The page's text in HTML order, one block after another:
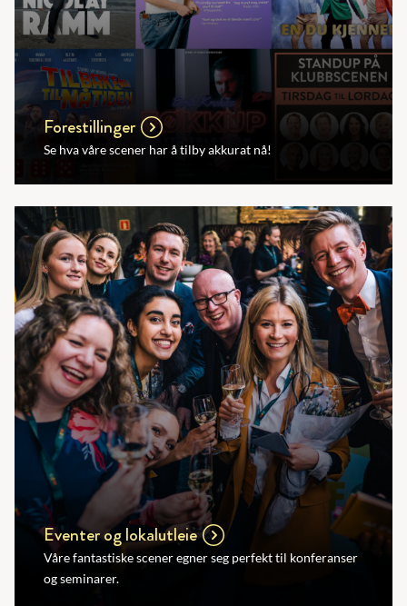
Forestillinger
Se hva våre scener har å tilby akkurat nå!
Eventer og lokalutleie
Våre fantastiske scener egner seg perfekt til konferanser
og seminarer.